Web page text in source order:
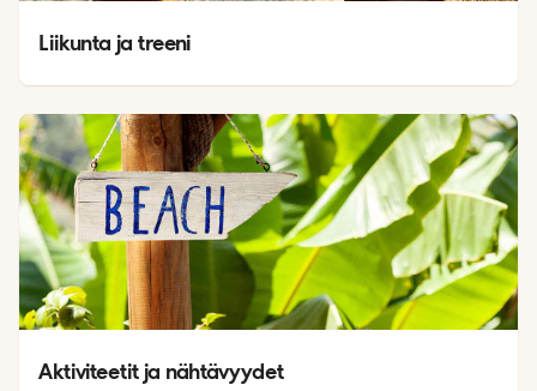
Liikunta ja treeni
Aktiviteetit ja nähtävyydet